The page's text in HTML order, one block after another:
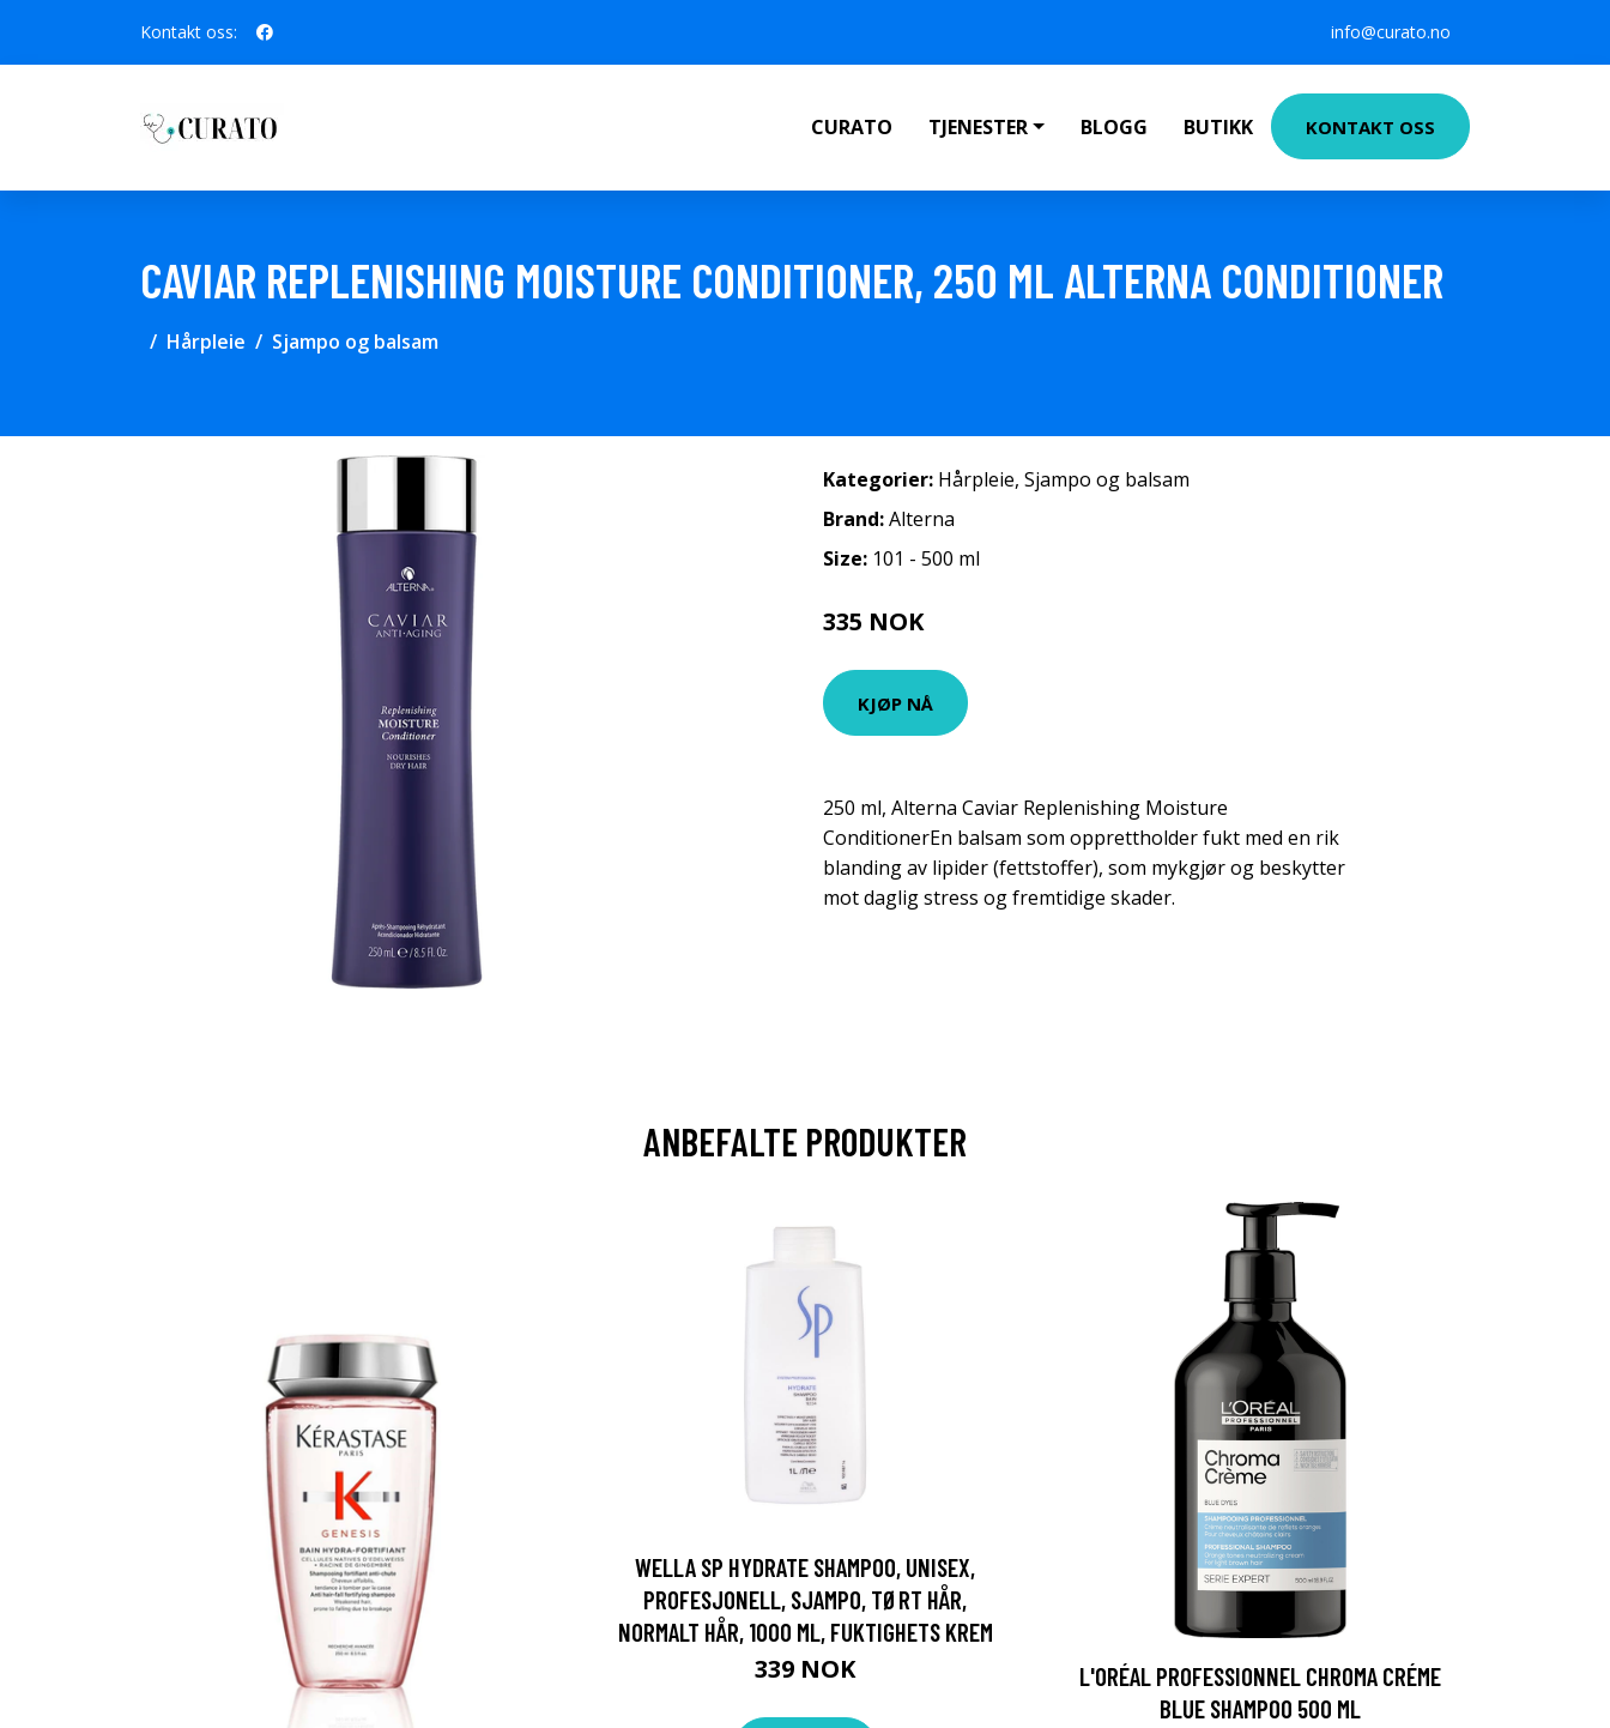
Kontakt oss: info@curato.no
CURATO TJENESTER BLOGG BUTIKK KONTAKT OSS
CAVIAR REPLENISHING MOISTURE CONDITIONER, 250 ML ALTERNA CONDITIONER
Hårpleie Sjampo og balsam
Kategorier: Hårpleie, Sjampo og balsam
Brand:Alterna
Size: 101 - 500 ml
335 NOK
KJØP NÅ
250 ml, Alterna Caviar Replenishing Moisture
ConditionerEn balsam som opprettholder fukt med en rik
blanding av lipider (fettstoffer), som mykgjør og beskytter
mot daglig stress og fremtidige skader.
ANBEFALTE PRODUKTER
WELLA SP HYDRATE SHAMPOO, UNISEX,
PROFESJONELL, SJAMPO, TØRT HÅR,
NORMALT HÅR, 1000 ML, FUKTIGHETS KREM
339 NOK
L'ORÉAL PROFESSIONNEL CHROMA CRÉME
BLUE SHAMPOO 500 ML